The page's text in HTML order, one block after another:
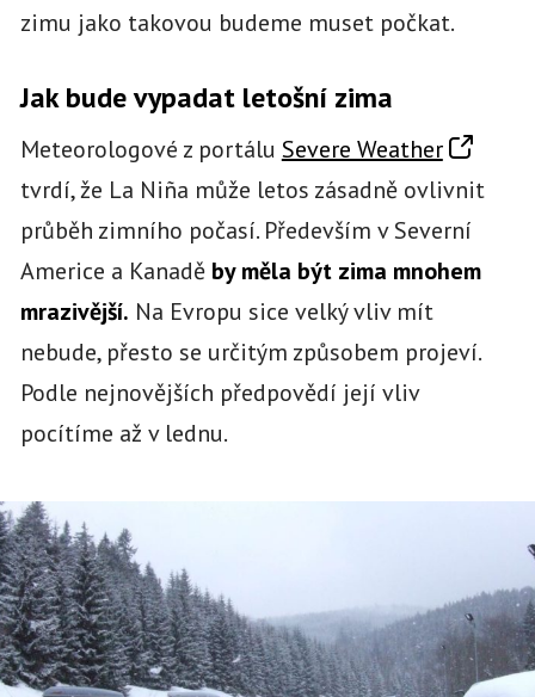
zimu jako takovou budeme muset počkat.
Jak bude vypadat letošní zima
Meteorologové z portálu Severe Weather
tvrdí, že La Niña může letos zásadně ovlivnit
průběh zimního počasí. Především v Severní
Americe a Kanadě by měla být zima mnohem
mrazivější. Na Evropu sice velký vliv mít
nebude, přesto se určitým způsobem projeví.
Podle nejnovějších předpovědí její vliv
pocítíme až v lednu.